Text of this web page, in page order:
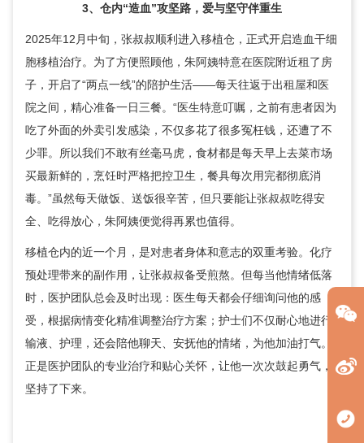
3、仓内“造血”攻坚路，爱与坚守伴重生
2025年12月中旬，张叔叔顺利进入移植仓，正式开启造血干细
胞移植治疗。为了方便照顾他，朱阿姨特意在医院附近租了房
子，开启了“两点一线”的陪护生活——每天往返于出租屋和医
院之间，精心准备一日三餐。“医生特意叮嘱，之前有患者因为
吃了外面的外卖引发感染，不仅多花了很多冤枉钱，还遭了不
少罪。所以我们不敢有丝毫马虎，食材都是每天早上去菜市场
买最新鲜的，烹饪时严格把控卫生，餐具每次用完都彻底消
毒。”虽然每天做饭、送饭很辛苦，但只要能让张叔叔吃得安
全、吃得放心，朱阿姨便觉得再累也值得。
移植仓内的近一个月，是对患者身体和意志的双重考验。化疗
预处理带来的副作用，让张叔叔备受煎熬。但每当他情绪低落
时，医护团队总会及时出现：医生每天都会仔细询问他的感
受，根据病情变化精准调整治疗方案；护士们不仅耐心地进行
输液、护理，还会陪他聊天、安抚他的情绪，为他加油打气。
正是医护团队的专业治疗和贴心关怀，让他一次次鼓起勇气，
坚持了下来。